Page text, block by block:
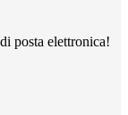
posta elettronica!